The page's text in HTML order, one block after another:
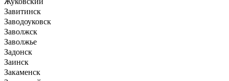
Завитинск
Заводоуковск
Заволжск
Заволжье
Задонск
Заинск
Закаменск